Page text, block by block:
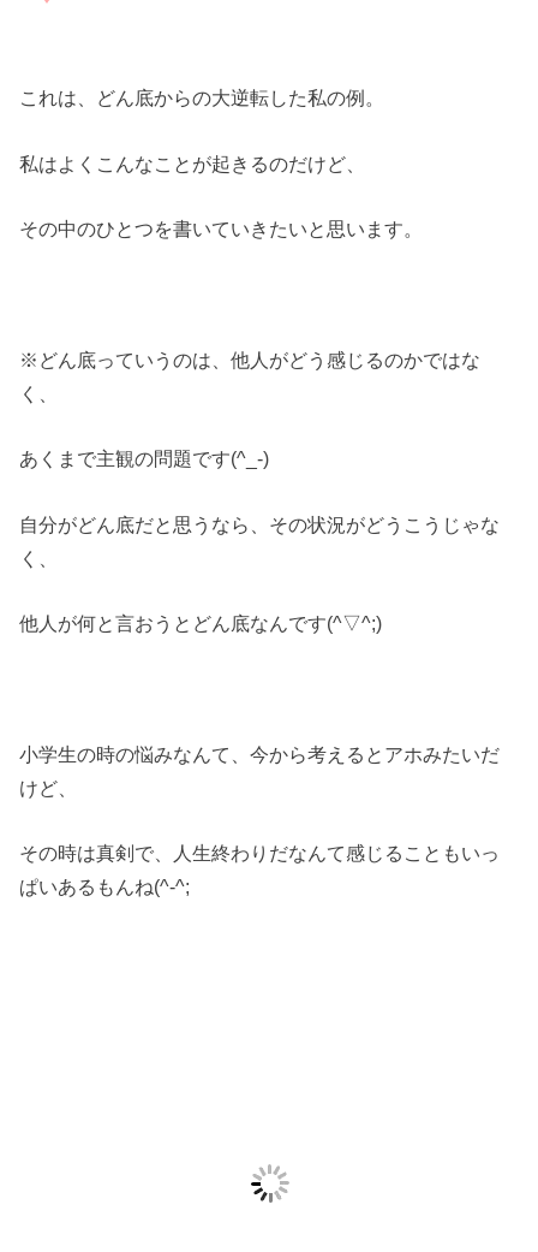
これは、どん底からの大逆転した私の例。
私はよくこんなことが起きるのだけど、
その中のひとつを書いていきたいと思います。
※どん底っていうのは、他人がどう感じるのかではな
く、
あくまで主観の問題です(^_-)
自分がどん底だと思うなら、その状況がどうこうじゃな
く、
他人が何と言おうとどん底なんです(^▽^;)
小学生の時の悩みなんて、今から考えるとアホみたいだ
けど、
その時は真剣で、人生終わりだなんて感じることもいっ
ぱいあるもんね(^-^;